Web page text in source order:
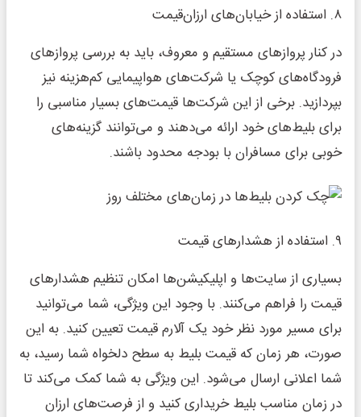
۸. استفاده از خیابان‌های ارزان‌قیمت
در کنار پروازهای مستقیم و معروف، باید به بررسی پروازهای
فرودگاه‌های کوچک یا شرکت‌های هواپیمایی کم‌هزینه نیز
بپردازید. برخی از این شرکت‌ها قیمت‌های بسیار مناسبی را
برای بلیط‌های خود ارائه می‌دهند و می‌توانند گزینه‌های
خوبی برای مسافران با بودجه محدود باشند.
۹. استفاده از هشدارهای قیمت
بسیاری از سایت‌ها و اپلیکیشن‌ها امکان تنظیم هشدارهای
قیمت را فراهم می‌کنند. با وجود این ویژگی، شما می‌توانید
برای مسیر مورد نظر خود یک آلارم قیمت تعیین کنید. به این
صورت، هر زمان که قیمت بلیط به سطح دلخواه شما رسید، به
شما اعلانی ارسال می‌شود. این ویژگی به شما کمک می‌کند تا
در زمان مناسب بلیط خریداری کنید و از فرصت‌های ارزان